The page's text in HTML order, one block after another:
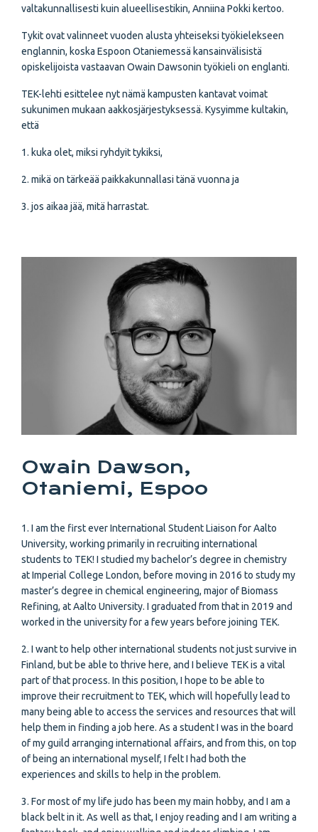
valtakunnallisesti kuin alueellisestikin, Anniina Pokki kertoo.
Tykit ovat valinneet vuoden alusta yhteiseksi työkielekseen
englannin, koska Espoon Otaniemessä kansainvälisistä
opiskelijoista vastaavan Owain Dawsonin työkieli on englanti.
TEK-lehti esittelee nyt nämä kampusten kantavat voimat
sukunimen mukaan aakkosjärjestyksessä. Kysyimme kultakin,
että
1. kuka olet, miksi ryhdyit tykiksi,
2. mikä on tärkeää paikkakunnallasi tänä vuonna ja
3. jos aikaa jää, mitä harrastat.
Owain Dawson,
Otaniemi, Espoo
1. I am the first ever International Student Liaison for Aalto
University, working primarily in recruiting international
students to TEK! I studied my bachelor’s degree in chemistry
at Imperial College London, before moving in 2016 to study my
master’s degree in chemical engineering, major of Biomass
Refining, at Aalto University. I graduated from that in 2019 and
worked in the university for a few years before joining TEK.
2. I want to help other international students not just survive in
Finland, but be able to thrive here, and I believe TEK is a vital
part of that process. In this position, I hope to be able to
improve their recruitment to TEK, which will hopefully lead to
many being able to access the services and resources that will
help them in finding a job here. As a student I was in the board
of my guild arranging international affairs, and from this, on top
of being an international myself, I felt I had both the
experiences and skills to help in the problem.
3. For most of my life judo has been my main hobby, and I am a
black belt in it. As well as that, I enjoy reading and I am writing a